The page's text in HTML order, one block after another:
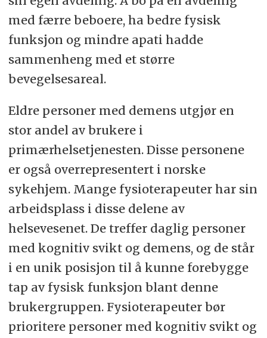
med færre beboere, ha bedre fysisk
funksjon og mindre apati hadde
sammenheng med et større
bevegelsesareal.
Eldre personer med demens utgjør en
stor andel av brukere i
primærhelsetjenesten. Disse personene
er også overrepresentert i norske
sykehjem. Mange fysioterapeuter har sin
arbeidsplass i disse delene av
helsevesenet. De treffer daglig personer
medkognitiv svikt og demens, og de står
i en unik posisjon til å kunne forebygge
tap av fysisk funksjon blant denne
brukergruppen. Fysioterapeuter bør
prioritere personer med kognitiv svikt og